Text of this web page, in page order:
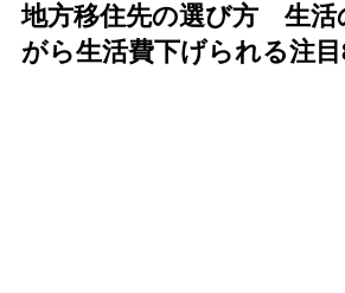
地方移住先の選び方 生活
がら生活費下げられる注